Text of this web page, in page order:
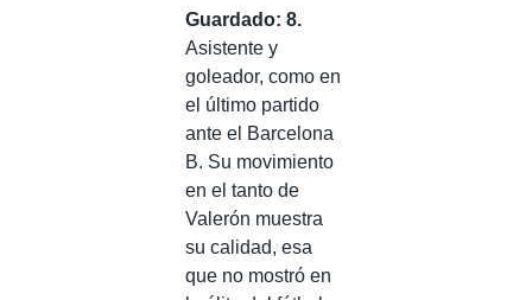
Guardado: 8.
Asistente y
goleador, como en
el último partido
ante el Barcelona
B. Su movimiento
en el tanto de
Valerón muestra
su calidad, esa
que no mostró en